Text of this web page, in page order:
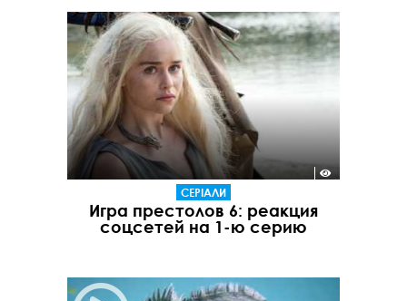
СЕРІАЛИ
Игра престолов 6: реакция
соцсетей на 1-ю серию